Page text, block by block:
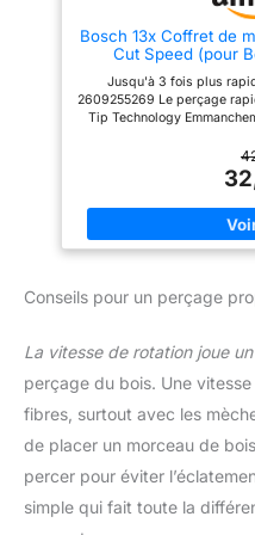
Bosch 13x Coffret de
Cut Speed (pour
Jusqu'à 3 fois plus
2609255269 Le perçage
Tip Technology
perceuse-visseuse Idéale
trous de préparation dans
comme le perçage de trous
d'autres installations de
endroits étroits. Ne
livraison : Coffret de 13
Conseils pour un perçage
La vitesse de rotation joue
perçage du bois. Une
fibres, surtout avec les
de placer un morceau de
percer pour éviter
simple qui fait toute la